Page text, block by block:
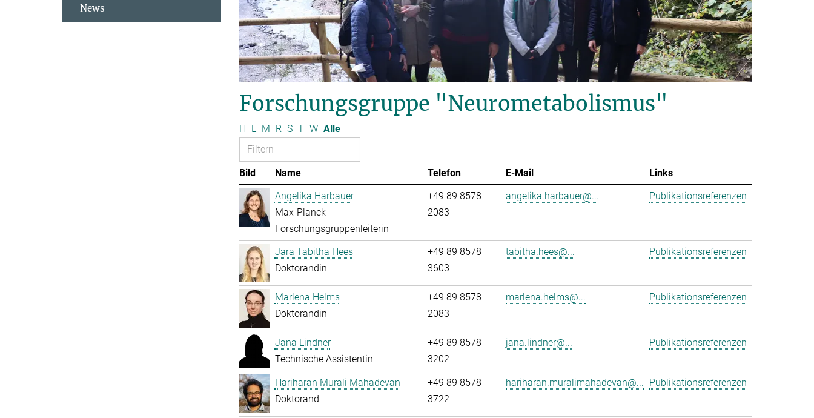
Forschungsgruppe "Neurometabolismus"
H L M R S T W Alle
Bild Name Telefon E-Mail
Links
Angelika Harbauer
Max-Planck-
Forschungsgruppenleiterin
+49 89 8578
2083
angelika.harbauer@... Publikationsreferenzen
Jara Tabitha Hees
Doktorandin
+49 89 8578
3603
tabitha.hees@... Publikationsreferenzen
Marlena Helms
Doktorandin
+49 89 8578
2083
marlena.helms@... Publikationsreferenzen
Jana Lindner
Technische Assistentin
+49 89 8578
3202
jana.lindner@... Publikationsreferenzen
Hariharan Murali Mahadevan
Doktorand
+49 89 8578
3722
hariharan.muralimahadevan@... Publikationsreferenzen
News